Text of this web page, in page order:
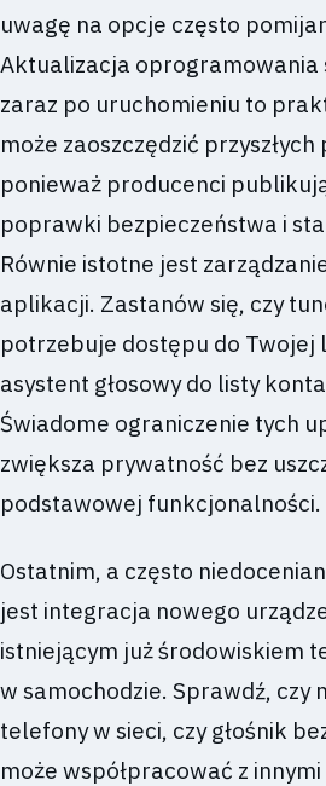
uwagę na opcje często
Aktualizacja oprogramowania
zaraz po uruchomieniu to
może zaoszczędzić
ponieważ producenci
poprawki bezpieczeństwa i
Równie istotne jest
aplikacji. Zastanów się, czy
potrzebuje dostępu do Twojej
asystent głosowy do listy
Świadome ograniczenie tych
zwiększa prywatność bez
podstawowej funkcjonalności.
Ostatnim, a często
jest integracja nowego
istniejącym już środowiskiem
w samochodzie. Sprawdź, czy
telefony w sieci, czy głośnik
może współpracować z